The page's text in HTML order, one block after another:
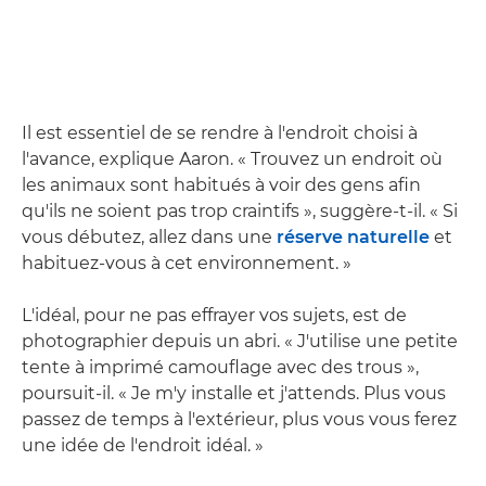
Il est essentiel de se rendre à l'endroit choisi à
l'avance, explique Aaron. « Trouvez un endroit où
les animaux sont habitués à voir des gens afin
qu'ils ne soient pas trop craintifs », suggère-t-il. « Si
vous débutez, allez dans une réserve naturelle et
habituez-vous à cet environnement. »
L'idéal, pour ne pas effrayer vos sujets, est de
photographier depuis un abri. « J'utilise une petite
tente à imprimé camouflage avec des trous »,
poursuit-il. « Je m'y installe et j'attends. Plus vous
passez de temps à l'extérieur, plus vous vous ferez
une idée de l'endroit idéal. »